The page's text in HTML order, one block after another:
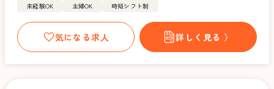
未経験OK 主婦OK 時短シフト制
気になる求人 詳しく見る 〉